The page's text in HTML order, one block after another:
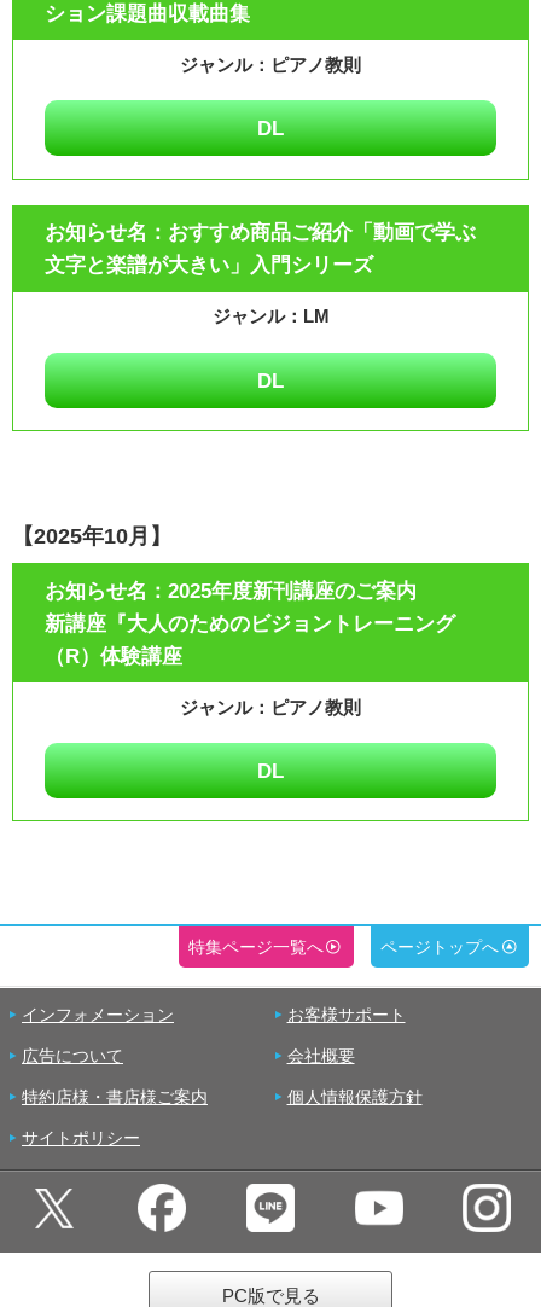
ピアノ教則
ション課題曲収載曲集
DL
LM
おすすめ商品ご紹介「動画で学ぶ
文字と楽譜が大きい」入門シリーズ
DL
【2025年10月】
ピアノ教則
2025年度新刊講座のご案内
新講座『大人のためのビジョントレーニング
（R）体験講座
DL
特集ページ一覧へ ページトップへ
インフォメーション お客様サポート
広告について 会社概要
特約店様・書店様ご案内 個人情報保護方針
サイトポリシー
PC版で見る